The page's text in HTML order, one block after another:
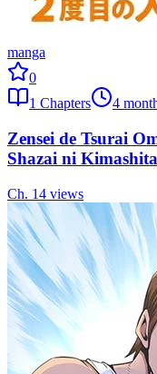
manga
0
1 Chapters 4
Zensei de Tsurai
Shazai ni Kimashita
Ch. 14 views